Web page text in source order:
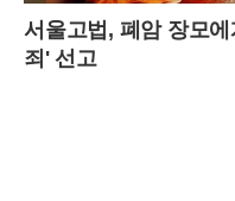
서울고법, 폐암 장모
죄' 선고